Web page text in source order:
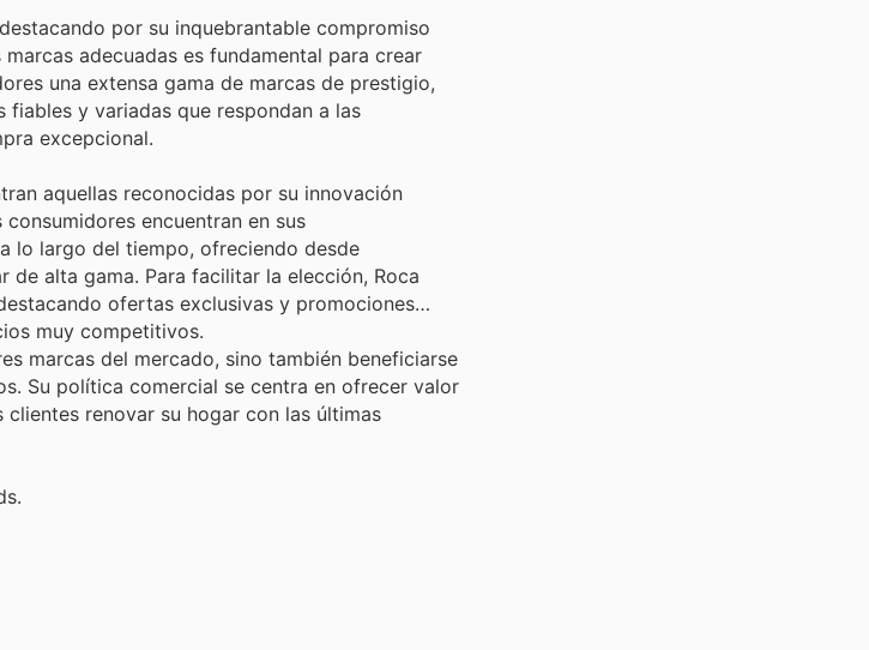
por su inquebrantable compromiso
adecuadas es fundamental para crear
una extensa gama de marcas de prestigio,
y variadas que respondan a las
excepcional.
aquellas reconocidas por su innovación
encuentran en sus
lo largo del tiempo, ofreciendo desde
alta gama. Para facilitar la elección, Roca
ofertas exclusivas y promociones
muy competitivos.
marcas del mercado, sino también beneficiarse
Su política comercial se centra en ofrecer valor
renovar su hogar con las últimas